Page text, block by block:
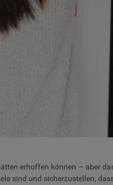
erhoffen können – aber
sind und sicherzustellen,